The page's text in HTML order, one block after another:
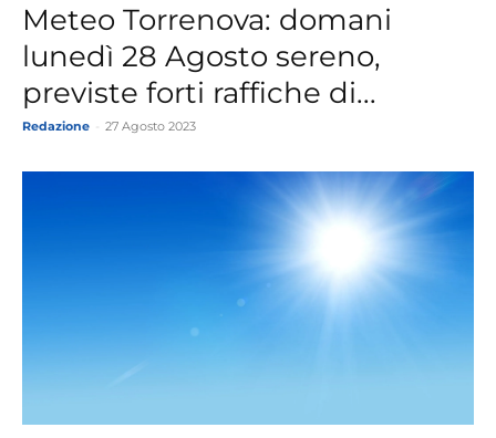
Meteo Torrenova: domani
lunedì 28 Agosto sereno,
previste forti raffiche di...
Redazione 27 Agosto 2023